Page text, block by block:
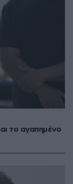
το αγαπημένο